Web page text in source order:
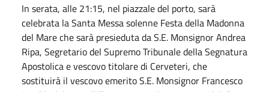
In serata, alle 21:15, nel piazzale del porto, sarà
celebrata la Santa Messa solenne Festa della Madonna
del Mare che sarà presieduta da S.E. Monsignor Andrea
Ripa, Segretario del Supremo Tribunale della Segnatura
Apostolica e vescovo titolare di Cerveteri, che
sostituirà il vescovo emerito S.E. Monsignor Francesco